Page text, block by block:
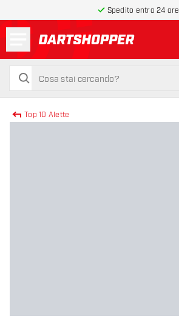
Spedito entro 24 ore
torna alla home page
cerca
cerca
Top 10 Alette